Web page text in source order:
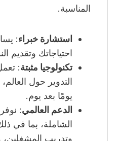
المناسبة.
استشارة خبراء:
احتياجاتك وتقديم
تكنولوجيا مثبتة:
التدوير حول
يومًا بعد يوم.
الدعم العالمي:
الشاملة، بما في
وتدريب المشغلين،